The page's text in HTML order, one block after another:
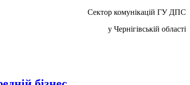
Сектор комунікацій ГУ ДПС
у Чернігівській області